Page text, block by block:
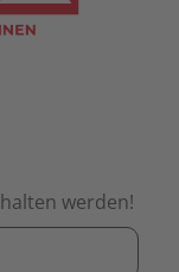
werden!